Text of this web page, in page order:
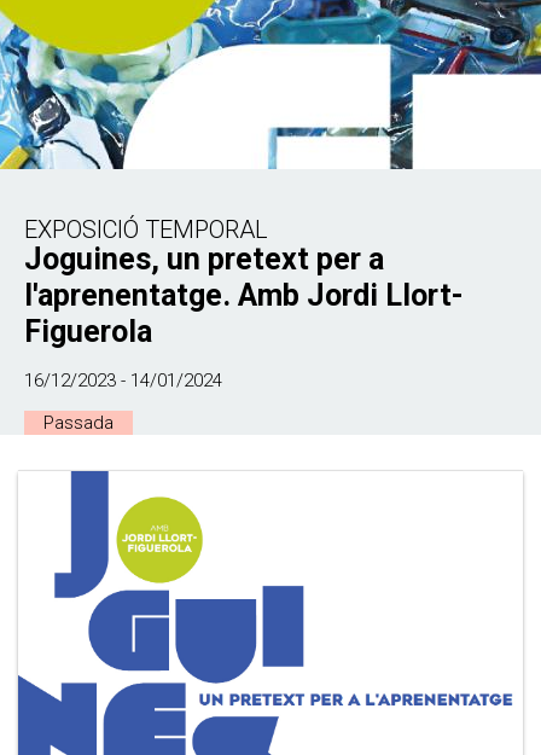
EXPOSICIÓ TEMPORAL
Joguines, un pretext per a
l'aprenentatge. Amb Jordi Llort-
Figuerola
Passada
16/12/2023 - 14/01/2024